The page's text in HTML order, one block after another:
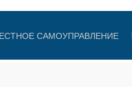
САМОУПРАВЛЕНИЕ